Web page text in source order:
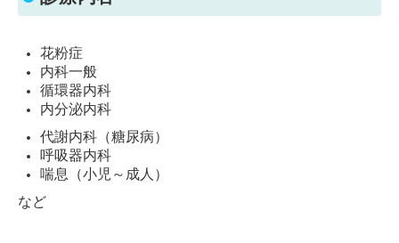
花粉症
内科一般
循環器内科
内分泌内科
代謝内科（糖尿病）
呼吸器内科
喘息（小児～成人）
など